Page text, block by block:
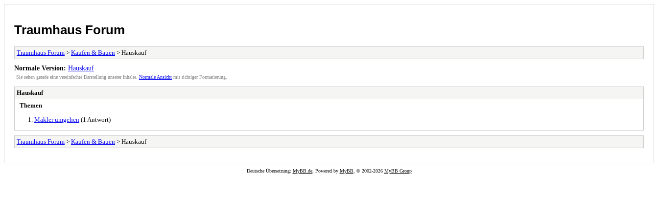
Traumhaus Forum
Traumhaus Forum > Kaufen & Bauen > Hauskauf
Normale Version: Hauskauf
Sie sehen gerade eine vereinfachte Darstellung unserer Inhalte. Normale Ansicht mit richtiger Formatierung.
Hauskauf
Themen
Makler umgehen (1 Antwort)
Traumhaus Forum > Kaufen & Bauen > Hauskauf
Deutsche Übersetzung: MyBB.de, Powered by MyBB, © 2002-2026 MyBB Group